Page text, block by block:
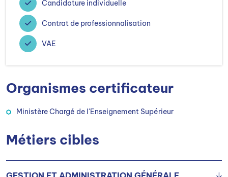
Candidature individuelle
Contrat de professionnalisation
VAE
Organismes certificateur
Ministère Chargé de l'Enseignement Supérieur
Métiers cibles